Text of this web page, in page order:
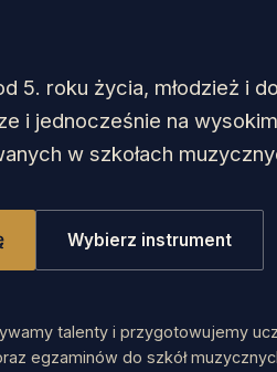
5. roku życia, młodzież i
i jednocześnie na
w szkołach
Wybierz instrument
talenty i przygotowujemy
egzaminów do szkół